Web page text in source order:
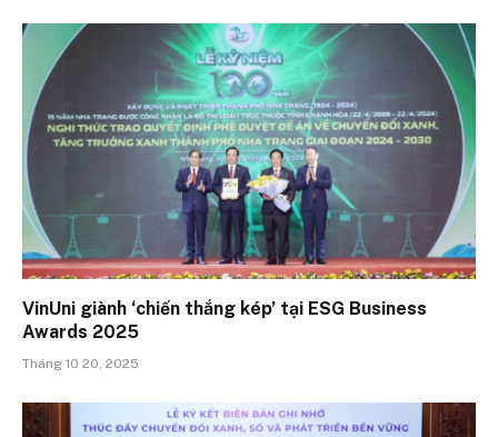
VinUni giành ‘chiến thắng kép’ tại ESG Business
Awards 2025
Tháng 10 20, 2025